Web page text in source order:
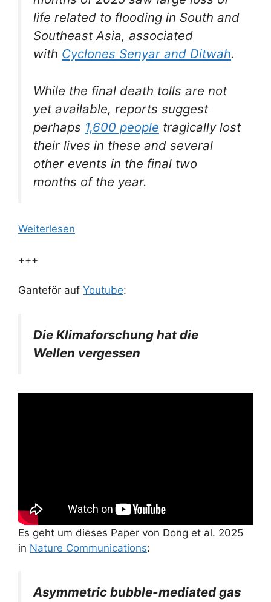
life related to flooding in South and
Southeast Asia, associated
with Cyclones Senyar and Ditwah.
While the final death tolls are not
yet available, reports suggest
perhaps 1,600 people tragically lost
their lives in these and several
other events in the final two
months of the year.
Weiterlesen
+++
Ganteför auf Youtube:
Die Klimaforschung hat die
Wellen vergessen
Es geht um dieses Paper von Dong et al. 2025
in Nature Communications:
Asymmetric bubble-mediated gas